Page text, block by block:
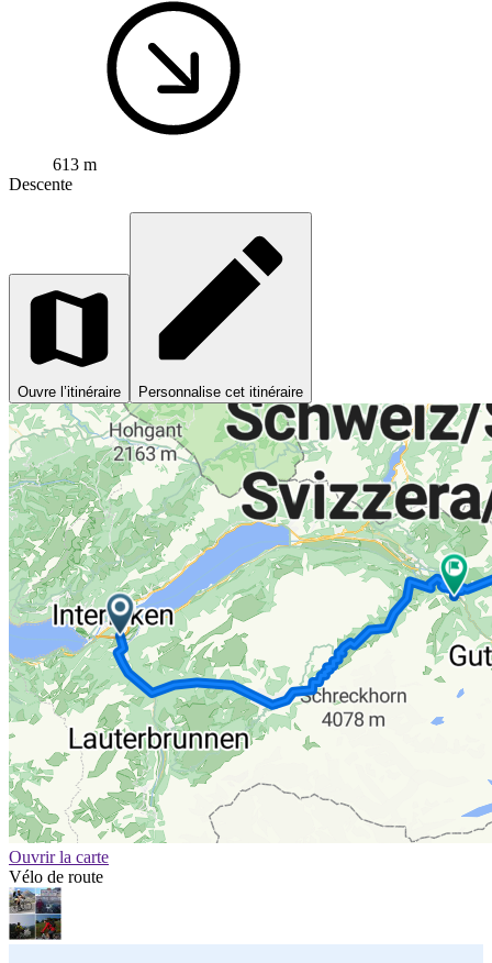
613 m
Descente
Ouvre l’itinéraire Personnalise cet itinéraire
Ouvrir la carte
Vélo de route